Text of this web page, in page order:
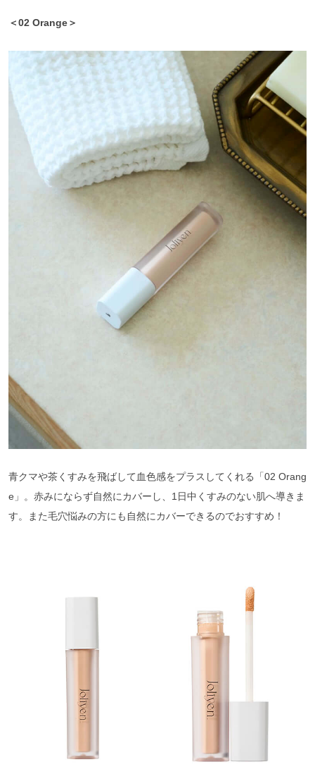
＜02 Orange＞
青クマや茶くすみを飛ばして血色感をプラスしてくれる「02 Orang
e」。赤みにならず自然にカバーし、1日中くすみのない肌へ導きま
す。また毛穴悩みの方にも自然にカバーできるのでおすすめ！